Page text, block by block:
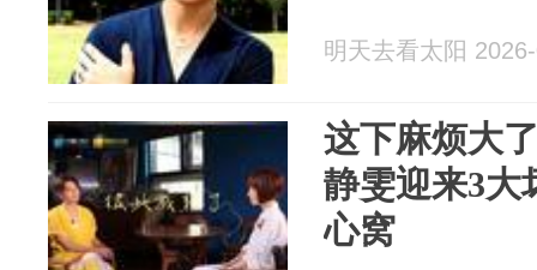
明天去看太阳
这下麻烦大
静雯迎来3大
心窝